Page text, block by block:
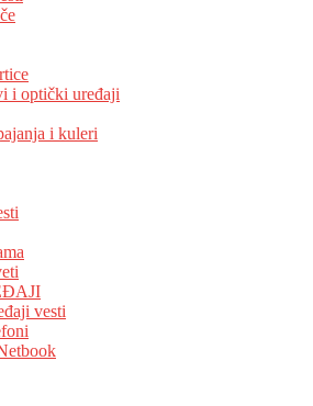
i optički uređaji
i kuleri
vesti